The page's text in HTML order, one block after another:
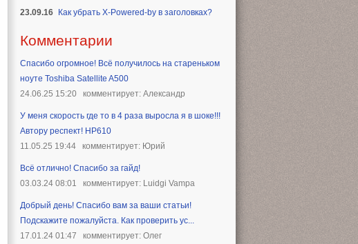
23.09.16 Как убрать X-Powered-by в заголовках?
Комментарии
Спасибо огромное! Всё получилось на стареньком
ноуте Toshiba Satellite A500
24.06.25 15:20 комментирует: Александр
У меня скорость где то в 4 раза выросла я в шоке!!!
Автору респект! HP610
11.05.25 19:44 комментирует: Юрий
Всё отлично! Спасибо за гайд!
03.03.24 08:01
комментирует: Luidgi Vampa
Добрый день! Спасибо вам за ваши статьи!
Подскажите пожалуйста. Как проверить ус...
17.01.24 01:47 комментирует: Олег